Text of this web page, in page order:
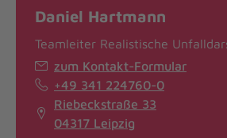
Daniel Hartmann
Teamleiter Realistische
zum Kontakt-Formular
+49 341 224760-0
Riebeckstraße 33
04317 Leipzig